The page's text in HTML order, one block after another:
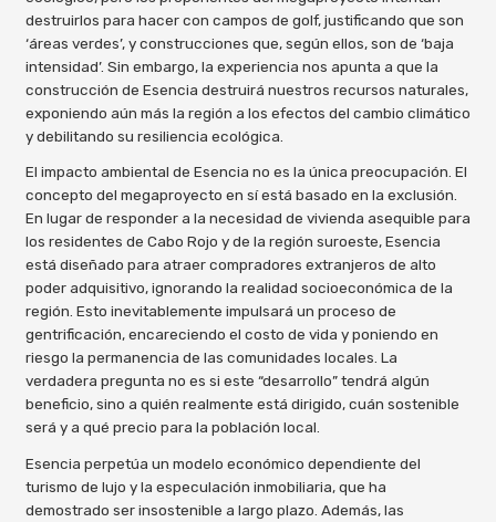
destruirlos para hacer con campos de golf, justificando que son
‘áreas verdes’, y construcciones que, según ellos, son de ‘baja
intensidad’. Sin embargo, la experiencia nos apunta a que la
construcción de Esencia destruirá nuestros recursos naturales,
exponiendo aún más la región a los efectos del cambio climático
y debilitando su resiliencia ecológica.
El impacto ambiental de Esencia no es la única preocupación. El
concepto del megaproyecto en sí está basado en la exclusión.
En lugar de responder a la necesidad de vivienda asequible para
los residentes de Cabo Rojo y de la región suroeste, Esencia
está diseñado para atraer compradores extranjeros de alto
poder adquisitivo, ignorando la realidad socioeconómica de la
región. Esto inevitablemente impulsará un proceso de
gentrificación, encareciendo el costo de vida y poniendo en
riesgo la permanencia de las comunidades locales. La
verdadera pregunta no es si este “desarrollo” tendrá algún
beneficio, sino a quién realmente está dirigido, cuán sostenible
será y a qué precio para la población local.
Esencia perpetúa un modelo económico dependiente del
turismo de lujo y la especulación inmobiliaria, que ha
demostrado ser insostenible a largo plazo. Además, las